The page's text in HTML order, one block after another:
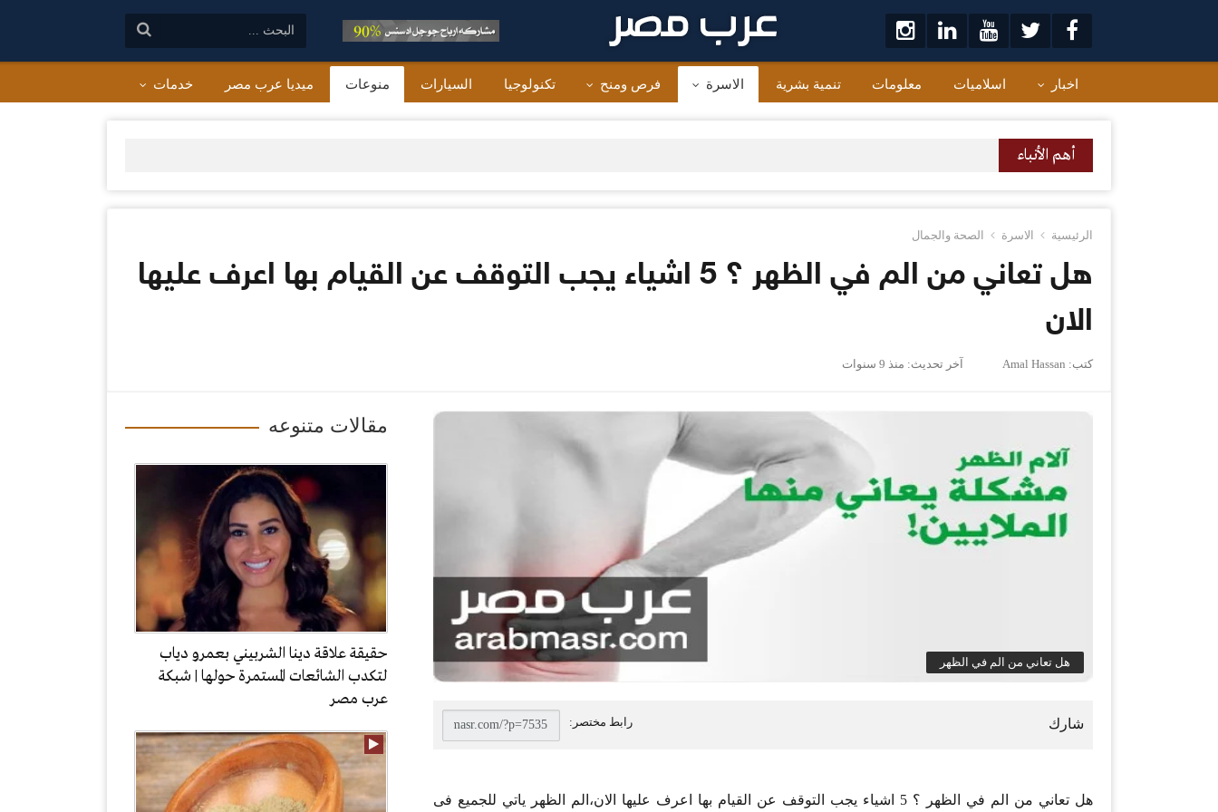
اخبار اسلاميات معلومات تنمية بشرية الاسرة فرص ومنح تكنولوجيا السيارات منوعات ميديا عرب مصر خدمات
أهم الأنباء
الرئيسية الاسرة الصحة والجمال
هل تعاني من الم في الظهر ؟ 5 اشياء يجب التوقف عن القيام بها اعرف عليها
الان
كتب: Amal Hassan آخر تحديث: منذ 9 سنوات
مقالات متنوعه
حقيقة علاقة دينا الشربيني بعمرو دياب
لتكدب الشائعات المستمرة حولها | شبكة
عرب مصر
هل تعاني من الم في الظهر
هل تعاني من الم في الظهر ؟ 5 اشياء يجب التوقف عن القيام بها اعرف عليها الان،الم الظهر ياتي للجميع فى